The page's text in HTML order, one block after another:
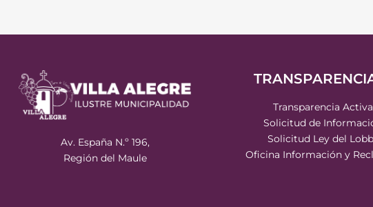
Av. España N.º 196,
Región del Maule
Transparencia Activa
Solicitud de
Solicitud Ley del
Oficina Información y